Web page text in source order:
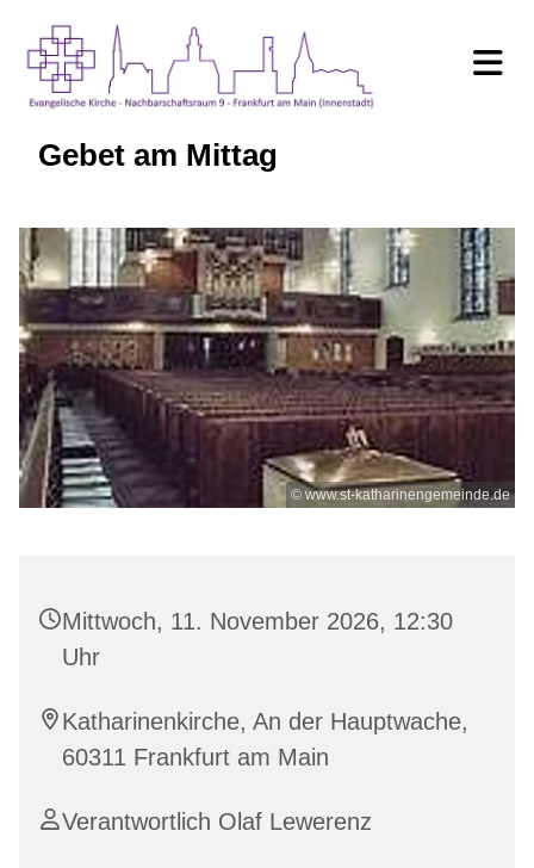
Gebet am Mittag
© www.st-katharinengemeinde.de
Mittwoch, 11. November 2026, 12:30
Uhr
Katharinenkirche, An der Hauptwache,
60311 Frankfurt am Main
Verantwortlich Olaf Lewerenz